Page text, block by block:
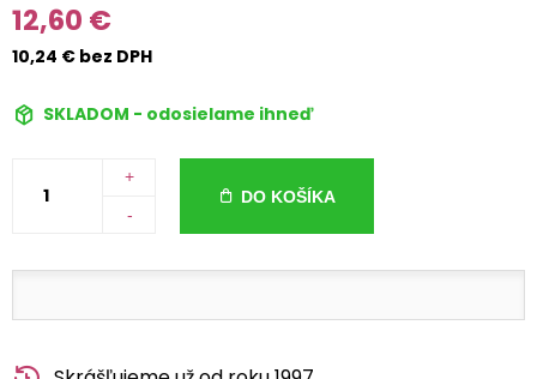
12,60 €
10,24 € bez DPH
SKLADOM - odosielame ihneď
+
-
DO KOŠÍKA